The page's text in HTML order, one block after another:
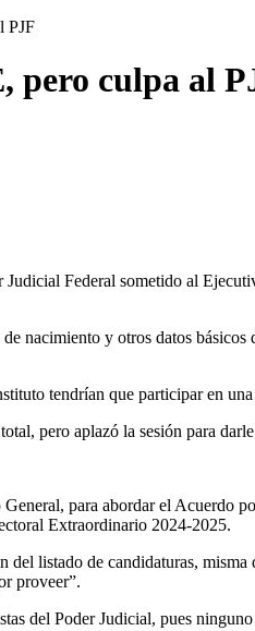
PJF
pero culpa al
Federal sometido al
nacimiento y otros datos
tendrían que participar en
pero aplazó la sesión para
para abordar el Acuerdo
Extraordinario 2024-2025.
listado de candidaturas,
proveer”.
del Poder Judicial, pues